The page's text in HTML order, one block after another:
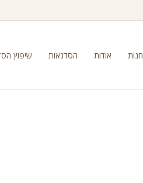
חנות אודות הסדנאות שיפוץ